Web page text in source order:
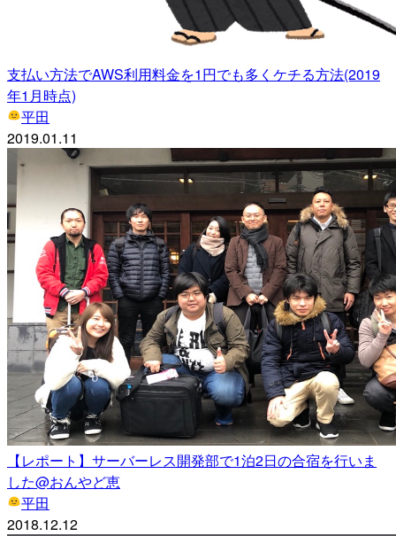
支払い方法でAWS利用料金を1円でも多くケチる方法(2019
年1月時点)
平田
2019.01.11
【レポート】サーバーレス開発部で1泊2日の合宿を行いま
した@おんやど恵
平田
2018.12.12